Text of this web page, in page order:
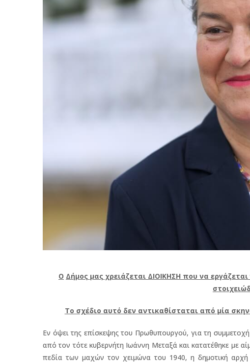
O Δήμος μας χρειάζεται ΔΙΟΙΚΗΣΗ που να
Το σχέδιο αυτό δεν αντικαθίσταται από μία
Eν όψει της επίσκεψης του Πρωθυπουργού, για τη
από τον τότε κυβερνήτη Ιωάννη Μεταξά και κατατέθηκε με
πεδία των μαχών τον χειμώνα του 1940, η δημοτική